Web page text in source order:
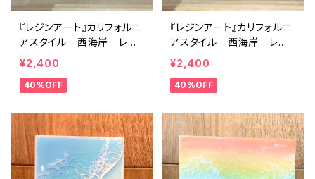
『レジンアート』カリフォルニ
アスタイル 西海岸 レジ
ンクラフト 夏 波アー
ト 海アート
¥2,400
40%OFF
『レジンアート』カリフォルニ
アスタイル 西海岸 レジ
ンクラフト 夏 波アー
ト 海アート
¥2,400
40%OFF